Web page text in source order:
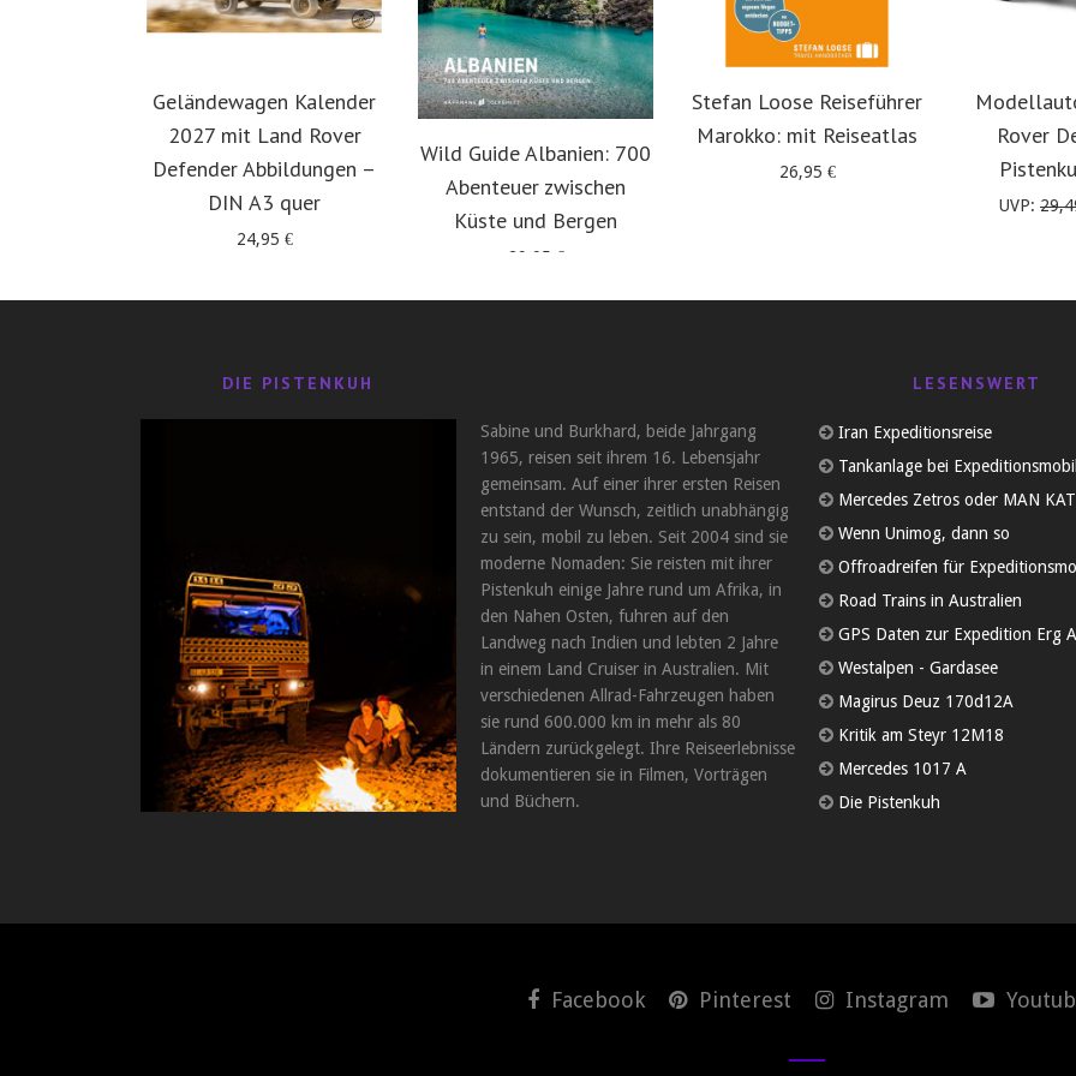
Geländewagen Kalender
2027 mit Land Rover
Defender Abbildungen –
DIN A3 quer
24,95 €
Wild Guide Albanien: 700
Abenteuer zwischen
Küste und Bergen
29,95 €
Stefan Loose Reiseführer
Marokko: mit Reiseatlas
26,95 €
Rover
UVP:
DIE PISTENKUH
Sabine und Burkhard, beide Jahrgang
1965, reisen seit ihrem 16. Lebensjahr
gemeinsam. Auf einer ihrer ersten Reisen
entstand der Wunsch, zeitlich unabhängig
zu sein, mobil zu leben. Seit 2004 sind sie
moderne Nomaden: Sie reisten mit ihrer
Pistenkuh einige Jahre rund um Afrika, in
den Nahen Osten, fuhren auf den
Landweg nach Indien und lebten 2 Jahre
in einem Land Cruiser in Australien. Mit
verschiedenen Allrad-Fahrzeugen haben
sie rund 600.000 km in mehr als 80
Ländern zurückgelegt. Ihre Reiseerlebnisse
dokumentieren sie in Filmen, Vorträgen
und Büchern.
LESENSWERT
Iran Expeditionsreise
Tankanlage bei
Mercedes Zetros oder MAN KAT
Wenn Unimog, dann so
Offroadreifen für
Road Trains in Australien
GPS Daten zur Expedition Erg
Westalpen - Gardasee
Magirus Deuz 170d12A
Kritik am Steyr 12M18
Mercedes 1017 A
Die Pistenkuh
Facebook Pinterest Instagram